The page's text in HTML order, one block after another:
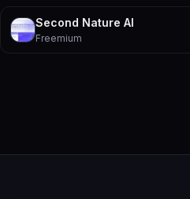
Second Nature AI
Freemium